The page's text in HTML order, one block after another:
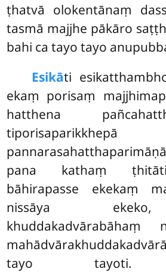
ṭhatvā olokentānaṃ
tasmā majjhe pākāro
bahi ca tayo tayo
Esikāti
ekaṃ porisaṃ
hatthena
tiporisaparikkhepā
pana kathaṃ
bāhirapasse ekekaṃ
nissāya
khuddakadvārabāhaṃ
tayo tayoti.